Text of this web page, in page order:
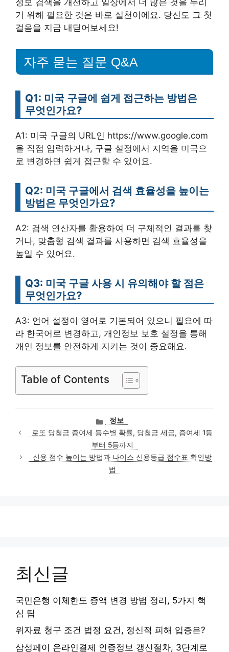
기 위해 필요한 것은 바로 실천이에요. 당신도 그 첫
걸음을 지금 내딛어보세요!
자주 묻는 질문 Q&A
Q1: 미국 구글에 쉽게 접근하는 방법은
무엇인가요?
A1: 미국 구글의 URL인 https://www.google.com
을 직접 입력하거나, 구글 설정에서 지역을 미국으
로 변경하면 쉽게 접근할 수 있어요.
Q2: 미국 구글에서 검색 효율성을 높이는
방법은 무엇인가요?
A2: 검색 연산자를 활용하여 더 구체적인 결과를 찾
거나, 맞춤형 검색 결과를 사용하면 검색 효율성을
높일 수 있어요.
Q3: 미국 구글 사용 시 유의해야 할 점은
무엇인가요?
A3: 언어 설정이 영어로 기본되어 있으니 필요에 따
라 한국어로 변경하고, 개인정보 보호 설정을 통해
개인 정보를 안전하게 지키는 것이 중요해요.
Table of Contents
카
테
고
리
정보
로또 당첨금 증여세 등수별 확률, 당첨금 세금, 증여세 1등
부터 5등까지
신용 점수 높이는 방법과 나이스 신용등급 점수표 확인방
법
최신글
국민은행 이체한도 증액 변경 방법 정리, 5가지 핵
심 팁
위자료 청구 조건 법정 요건, 정신적 피해 입증은?
삼성페이 온라인결제 인증정보 갱신절차, 3단계로